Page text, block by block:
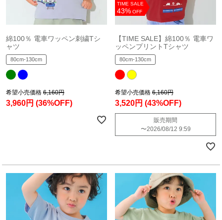
綿100％ 電車ワッペン刺繍Tシ
ャツ
80cm-130cm
希望小売価格 6,160円
3,960円 (36%OFF)
TIME SALE
43% OFF
【TIME SALE】綿100％ 電車ワ
ッペンプリントTシャツ
80cm-130cm
希望小売価格 6,160円
3,520円 (43%OFF)
販売期間
〜2026/08/12 9:59